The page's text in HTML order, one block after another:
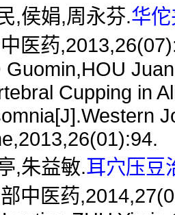
,侯娟,周永芬.华
医药
Cupping in
,朱益敏.耳穴压豆
中医药